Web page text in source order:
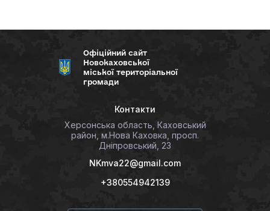
Офіційний сайт
Новокаховської
міської територіальної
громади
Контакти
Херсонська область, Каховський
район, м.Нова Каховка, просп.
Дніпровський, 23
NKmva22@gmail.com
+380554942139